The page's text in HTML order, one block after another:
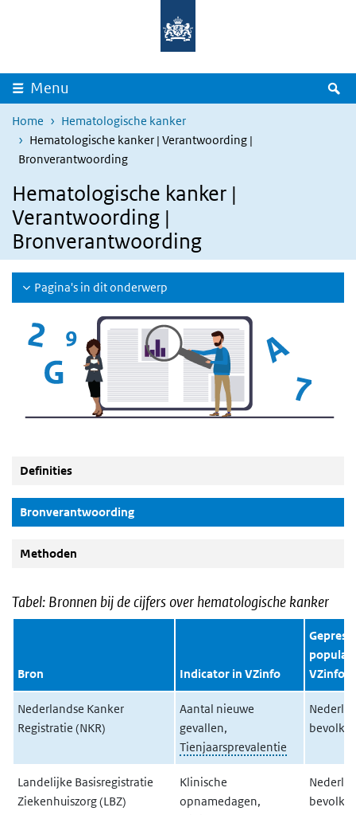
Overslaan en naar de inhoud gaan
Menu
Home
Hematologische kanker
Hematologische kanker | Verantwoording |
Bronverantwoording
Hematologische kanker |
Verantwoording |
Bronverantwoording
Pagina's in dit onderwerp
Definities
Bronverantwoording(Actieve knop)
Methoden
Tabel: Bronnen bij de cijfers over hematologische kanker
Bron Indicator in VZinfo
VZinfo
Nederlandse Kanker
Registratie (NKR)
Aantal nieuwe
gevallen,
Tienjaarsprevalentie
Landelijke Basisregistratie
Ziekenhuiszorg (LBZ)
Klinische
opnamedagen,